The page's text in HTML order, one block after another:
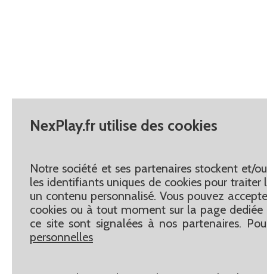
NexPlay.fr utilise des cookies
Notre société et ses partenaires stockent et/
les identifiants uniques de cookies pour
un contenu personnalisé. Vous pouvez
cookies ou à tout moment sur la page dediée
ce site sont signalées à nos partenaires.
personnelles